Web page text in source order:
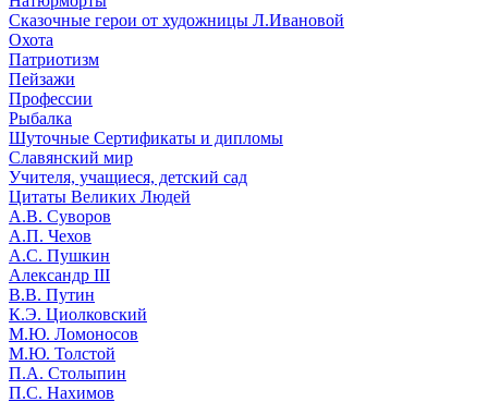
Сказочные герои от художницы Л.Ивановой
Охота
Патриотизм
Пейзажи
Профессии
Рыбалка
Шуточные Сертификаты и дипломы
Славянский мир
Учителя, учащиеся, детский сад
Цитаты Великих Людей
А.В. Суворов
А.П. Чехов
А.С. Пушкин
Александр III
В.В. Путин
К.Э. Циолковский
М.Ю. Ломоносов
М.Ю. Толстой
П.А. Столыпин
П.С. Нахимов